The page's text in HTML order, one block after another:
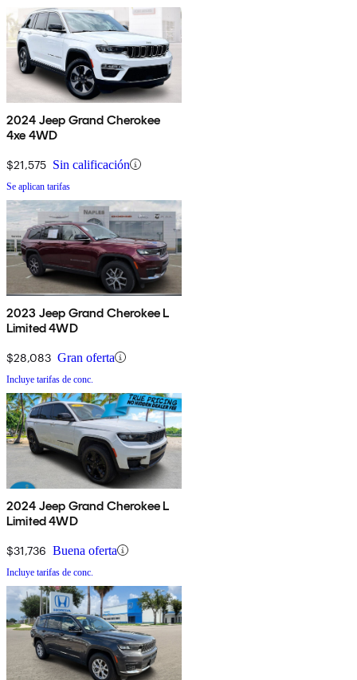
2024 Jeep Grand Cherokee
4xe 4WD
$21,575 Sin calificación
Se aplican tarifas
2023 Jeep Grand Cherokee L
Limited 4WD
$28,083 Gran oferta
Incluye tarifas de conc.
2024 Jeep Grand Cherokee L
Limited 4WD
$31,736 Buena oferta
Incluye tarifas de conc.